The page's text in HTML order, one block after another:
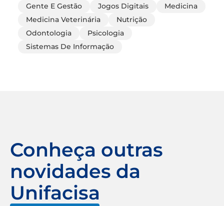
Gente E Gestão
Jogos Digitais
Medicina
Medicina Veterinária
Nutrição
Odontologia
Psicologia
Sistemas De Informação
Conheça outras
novidades da
Unifacisa